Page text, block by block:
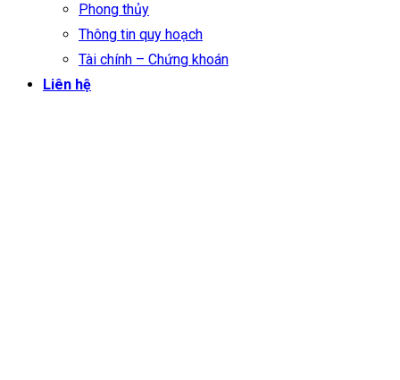
Phong thủy
Thông tin quy hoạch
Tài chính – Chứng khoán
Liên hệ